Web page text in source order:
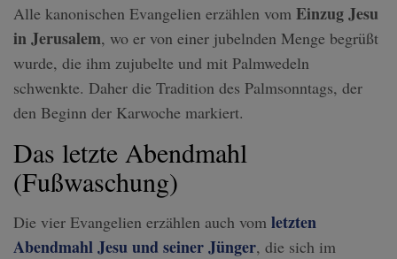
Alle kanonischen Evangelien erzählen vom Einzug Jesu
in Jerusalem, wo er von einer jubelnden Menge begrüßt
wurde, die ihm zujubelte und mit Palmwedeln
schwenkte. Daher die Tradition des Palmsonntags, der
den Beginn der Karwoche markiert.
Das letzte Abendmahl
(Fußwaschung)
Die vier Evangelien erzählen auch vom letzten
Abendmahl Jesu und seiner Jünger, die sich im